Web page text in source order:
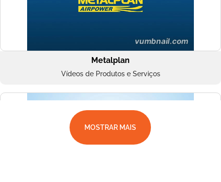
Metalplan
Vídeos de Produtos e Serviços
MOSTRAR MAIS